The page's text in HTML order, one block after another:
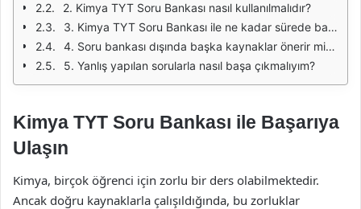
2. Kimya TYT Soru Bankası nasıl kullanılmalıdır?
3. Kimya TYT Soru Bankası ile ne kadar sürede başarı elde edebilirim?
4. Soru bankası dışında başka kaynaklar önerir misiniz?
5. Yanlış yapılan sorularla nasıl başa çıkmalıyım?
Kimya TYT Soru Bankası ile Başarıya
Ulaşın
Kimya, birçok öğrenci için zorlu bir ders olabilmektedir.
Ancak doğru kaynaklarla çalışıldığında, bu zorluklar